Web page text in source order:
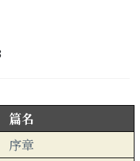
篇名
序章